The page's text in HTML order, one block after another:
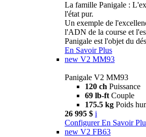
La famille Panigale :
l'état pur.
Un exemple de
l'ADN de la course et
Panigale est l'objet du
En Savoir Plus
new V2 MM93
Panigale V2 MM93
120 ch Puissance
69 lb-ft Couple
175.5 kg Poids
26 995 $ i
Configurer En Savoir
new V2 FB63